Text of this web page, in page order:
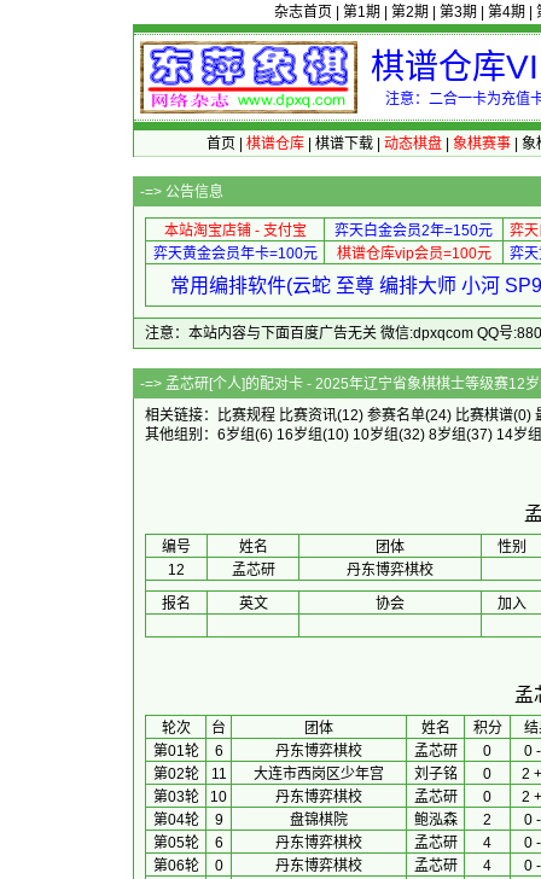
杂志首页 第1期 第2期 第3期 第4期
棋谱仓库
注意：二合一卡为充值
首页 棋谱仓库| 棋谱下载| 动态棋盘| 象棋赛事| 象
-=> 公告信息
本站淘宝店铺 - 支付宝 弈天白金会员2年=150元
弈
弈天黄金会员年卡=100元
棋谱仓库vip会员=100元 弈
常用编排软件(云蛇 至尊 编排大师 小河
注意：本站内容与下面百度广告无关 微信:dpxqcom QQ号
-=> 孟芯研[个人]的配对卡 - 2025年
相关链接：
比赛规程 比赛资讯(12) 参赛名单(24) 比赛棋谱(0)
其他组别： 6岁组(6) 16岁组(10) 10岁组(32) 8岁组(37) 14岁组
编号 姓名 团体
性别
12
孟芯研
丹东博弈棋校
报名
英文 协会 加入
孟
轮次 台 团体 姓名 积分
第01轮
6 丹东博弈棋校 孟芯研 0
0
第02轮
11 大连市西岗区少年宫 刘子铭 0
2
第03轮
10 丹东博弈棋校 孟芯研 0
2
第04轮
9 盘锦棋院 鲍泓森 2
0
第05轮
6 丹东博弈棋校 孟芯研 4
0
第06轮
0 丹东博弈棋校 孟芯研 4
0